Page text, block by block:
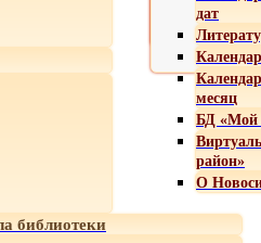
дат
месяц
БД «Мой
район»
О
библиотеки